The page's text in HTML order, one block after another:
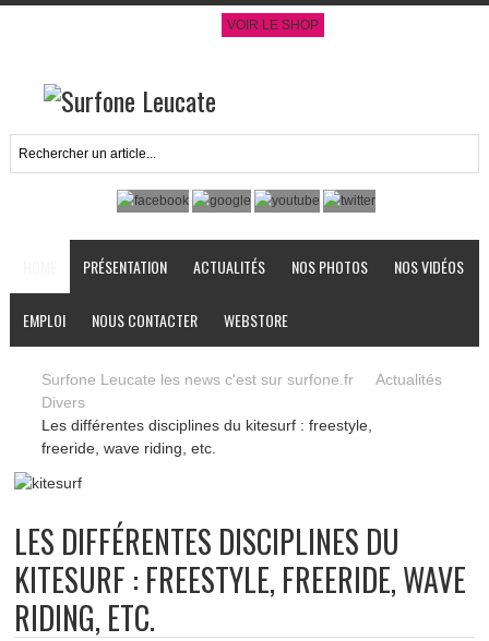
VOIR LE SHOP
PRÉSENTATION ACTUALITÉS NOS PHOTOS NOS VIDÉOS
EMPLOI NOUS CONTACTER WEBSTORE
Surfone Leucate les news c'est sur surfone.fr
Actualités
Divers
Les différentes disciplines du kitesurf : freestyle,
freeride, wave riding, etc.
LES DIFFÉRENTES DISCIPLINES DU
KITESURF : FREESTYLE, FREERIDE, WAVE
RIDING, ETC.